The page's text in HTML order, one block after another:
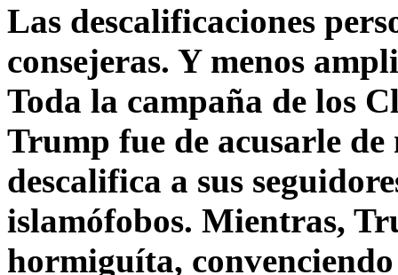
Las descalificaciones
consejeras. Y menos
Toda la campaña de los
Trump fue de acusarle
descalifica a sus
islamófobos. Mientras,
hormiguíta,